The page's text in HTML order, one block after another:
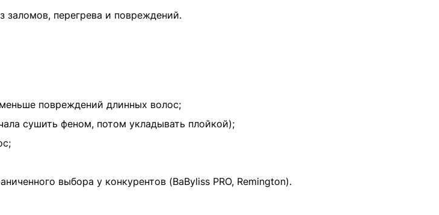
заломов, перегрева и повреждений.
повреждений длинных волос;
сушить феном, потом укладывать плойкой);
выбора у конкурентов (BaByliss PRO, Remington).